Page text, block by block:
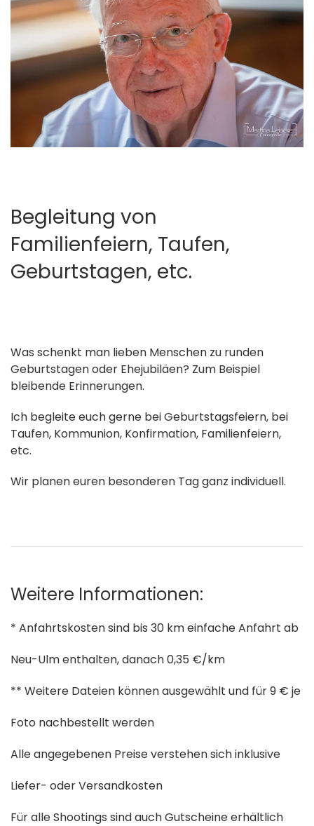
Begleitung von
Familienfeiern, Taufen,
Geburtstagen, etc.
Was schenkt man lieben Menschen zu runden
Geburtstagen oder Ehejubiläen? Zum Beispiel
bleibende Erinnerungen.
Ich begleite euch gerne bei Geburtstagsfeiern, bei
Taufen, Kommunion, Konfirmation, Familienfeiern,
etc.
Wir planen euren besonderen Tag ganz individuell.
Weitere Informationen:
* Anfahrtskosten sind bis 30 km einfache Anfahrt ab
Neu-Ulm enthalten, danach 0,35 €/km
** Weitere Dateien können ausgewählt und für 9 € je
Foto nachbestellt werden
Alle angegebenen Preise verstehen sich inklusive
Liefer- oder Versandkosten
Für alle Shootings sind auch Gutscheine erhältlich